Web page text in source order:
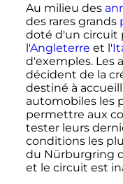
Au milieu des
des rares grands
doté d'un circuit
l'Angleterre et l'
d'exemples. Les
décident de la
destiné à
automobiles les
permettre aux
tester leurs
conditions les
du Nürburgring
et le circuit est